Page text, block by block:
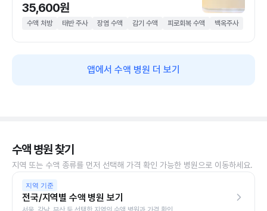
35,600원
수액 처방 태반 주사 장염 수액 감기 수액 피로회복 수액 백옥주사
앱에서 수액 병원 더 보기
수액 병원 찾기
지역 또는 수액 종류를 먼저 선택해 가격 확인 가능한 병원으로 이동하세요.
지역 기준
전국/지역별 수액 병원 보기